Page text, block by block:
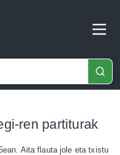
ren partiturak
Aita flauta jole eta txistu